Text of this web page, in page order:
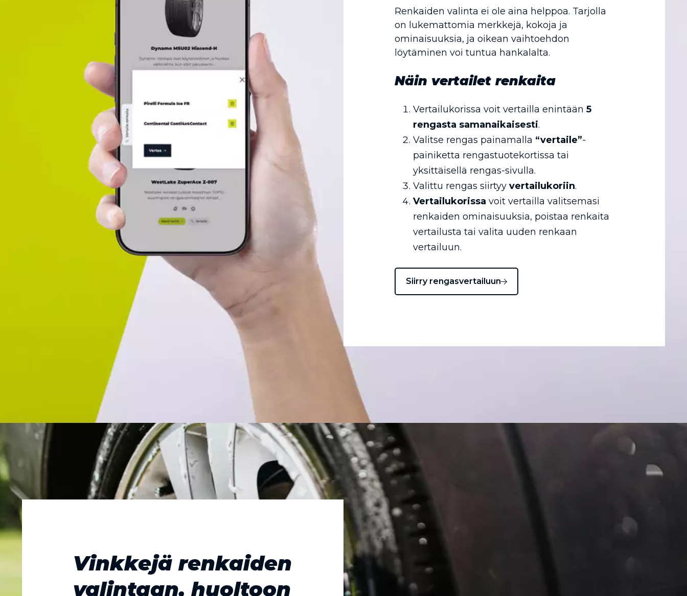
Renkaiden valinta ei ole aina helppoa. Tarjolla
on lukemattomia merkkejä, kokoja ja
ominaisuuksia, ja oikean vaihtoehdon
löytäminen voi tuntua hankalalta.
Näin vertailet renkaita
Vertailukorissa voit vertailla enintään 5
rengasta samanaikaisesti.
Valitse rengas painamalla “vertaile”-
painiketta rengastuotekortissa tai
yksittäisellä rengas-sivulla.
Valittu rengas siirtyy vertailukoriin.
Vertailukorissa voit vertailla valitsemasi
renkaiden ominaisuuksia, poistaa renkaita
vertailusta tai valita uuden renkaan
vertailuun.
Siirry rengasvertailuun
Vinkkejä renkaiden
valintaan, huoltoon